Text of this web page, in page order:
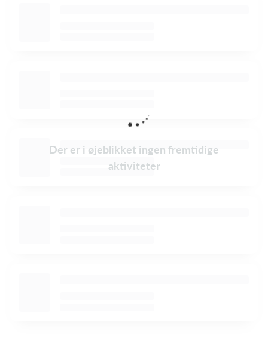
Der er i øjeblikket ingen fremtidige
aktiviteter